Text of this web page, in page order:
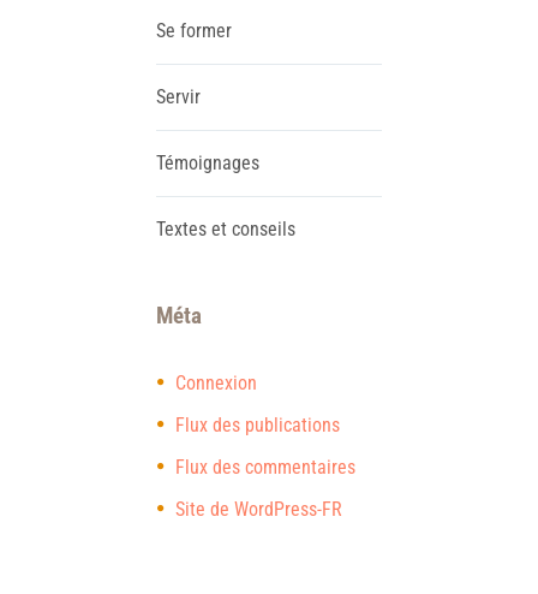
Se former
Servir
Témoignages
Textes et conseils
Méta
Connexion
Flux des publications
Flux des commentaires
Site de WordPress-FR